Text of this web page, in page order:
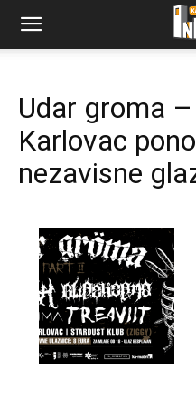
Udar groma
Karlovac
nezavisne